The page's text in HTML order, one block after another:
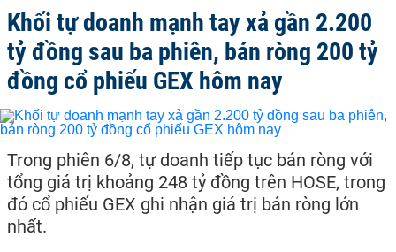
Khối tự doanh mạnh tay xả gần 2.200
tỷ đồng sau ba phiên, bán ròng 200 tỷ
đồng cổ phiếu GEX hôm nay
Trong phiên 6/8, tự doanh tiếp tục bán ròng với
tổng giá trị khoảng 248 tỷ đồng trên HOSE, trong
đó cổ phiếu GEX ghi nhận giá trị bán ròng lớn
nhất.